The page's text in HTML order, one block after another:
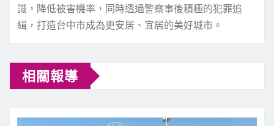
識，降低被害機率，同時透過警察事後積極的犯罪追
緝，打造台中市成為更安居、宜居的美好城市。
相關報導